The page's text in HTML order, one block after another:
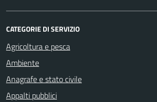
CATEGORIE DI SERVIZIO
Agricoltura e pesca
Ambiente
Anagrafe e stato civile
Appalti pubblici